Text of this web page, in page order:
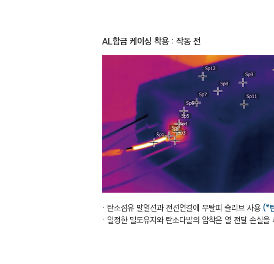
AL합금 케이싱 착용 : 작동 전
· 탄소섬유 발열선과 전선연결에 무탈피 슬리브 사용 (*
· 일정한 밀도유지와 탄소다발의 압착은 열 전달 손실